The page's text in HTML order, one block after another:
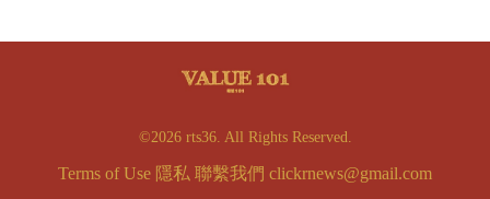
©2026 rts36. All Rights Reserved.
Terms of Use 隱私 聯繫我們 clickrnews@gmail.com